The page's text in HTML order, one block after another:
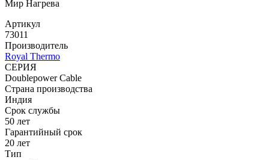
Артикул
73011
Производитель
Royal Thermo
СЕРИЯ
Doublepower Cable
Страна производства
Индия
Срок службы
50 лет
Гарантийный срок
20 лет
Тип